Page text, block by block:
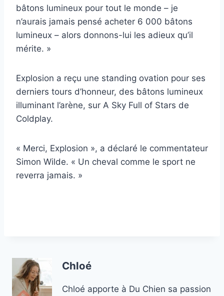
bâtons lumineux pour tout le monde – je
n’aurais jamais pensé acheter 6 000 bâtons
lumineux – alors donnons-lui les adieux qu’il
mérite. »
Explosion a reçu une standing ovation pour ses
derniers tours d’honneur, des bâtons lumineux
illuminant l’arène, sur A Sky Full of Stars de
Coldplay.
« Merci, Explosion », a déclaré le commentateur
Simon Wilde. « Un cheval comme le sport ne
reverra jamais. »
Chloé
Chloé apporte à Du Chien sa passion